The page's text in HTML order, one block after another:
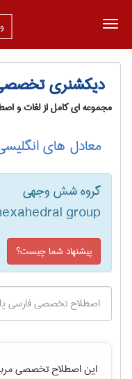
دیکشنری تخصصی
مجموعه ای کامل از لغات و
معادل های
گروه شش وجهی
group
پیشنهاد شما چیست؟
این اصطلاح تخصصی